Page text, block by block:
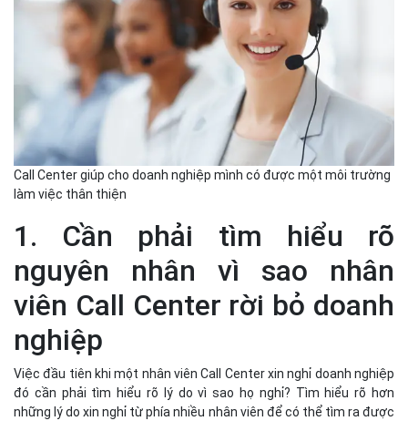
Call Center giúp cho doanh nghiệp mình có được một môi trường
làm việc thân thiện
1. Cần phải tìm hiểu rõ
nguyên nhân vì sao nhân
viên Call Center rời bỏ doanh
nghiệp
Việc đầu tiên khi một nhân viên Call Center xin nghỉ doanh nghiệp
đó cần phải tìm hiểu rõ lý do vì sao họ nghỉ? Tìm hiểu rõ hơn
những lý do xin nghỉ từ phía nhiều nhân viên để có thể tìm ra được